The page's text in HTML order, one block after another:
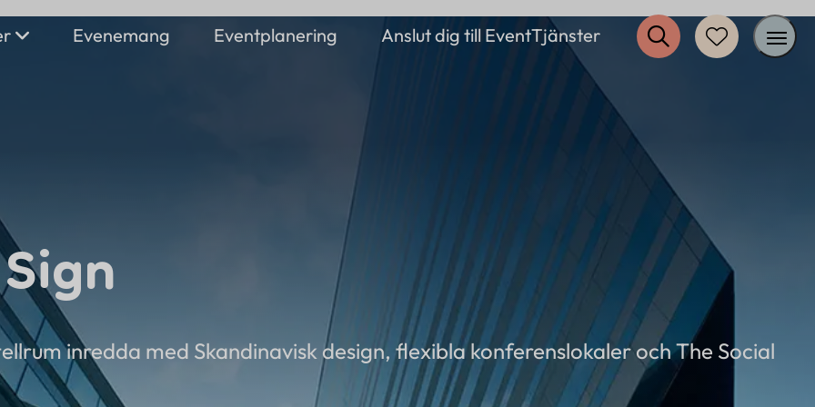
Foto / video
/ ljud
Dekoration
Stageing
Boende
Restaurang
Övrigt
Evenemang Eventplanering Anslut dig till EventTjänster
Vill du ansluta
din tjänst?
Anslut dig här
Om oss
Kontakt
FAQ
inredda med Skandinavisk design, flexibla konferenslokaler och The Social